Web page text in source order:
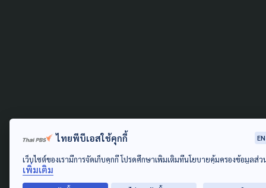
ไทยพีบีเอสใช้คุกกี้ EN
เว็บไซต์ของเรามีการจัดเก็บคุกกี้ โปรดศึกษาเพิ่มเติมที่นโยบายคุ้มครองข้อมูลส่
เพิ่มเติม